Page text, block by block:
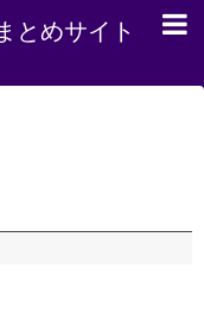
とめサイト